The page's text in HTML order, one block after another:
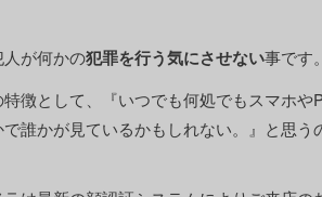
が何かの犯罪を行う気にさせない事です。
徴として、『いつでも何処でもスマホや
誰かが見ているかもしれない。』と思